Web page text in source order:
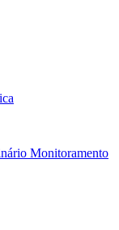
Monitoramento